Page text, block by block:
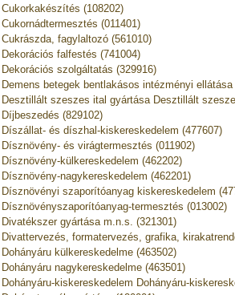
Cukorkakészítés (108202)
Cukornádtermesztés (011401)
Cukrászda, fagylaltozó (561010)
Dekorációs falfestés (741004)
Dekorációs szolgáltatás (329916)
Demens betegek bentlakásos intézményi ellátása
Desztillált szeszes ital gyártása Desztillált
Díjbeszedés (829102)
Díszállat- és díszhal-kiskereskedelem (477607)
Dísznövény- és virágtermesztés (011902)
Dísznövény-külkereskedelem (462202)
Dísznövény-nagykereskedelem (462201)
Dísznövényi szaporítóanyag kiskereskedelem
Dísznövényszaporítóanyag-termesztés (013002)
Divatékszer gyártása m.n.s. (321301)
Divattervezés, formatervezés, grafika,
Dohányáru külkereskedelme (463502)
Dohányáru nagykereskedelme (463501)
Dohányáru-kiskereskedelem Dohányáru-